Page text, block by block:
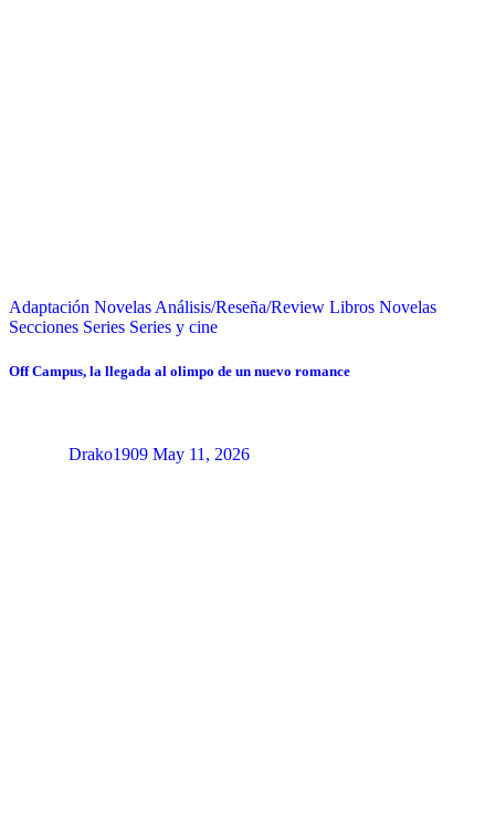
Adaptación Novelas Análisis/Reseña/Review Libros Novelas
Secciones Series Series y cine
Off Campus, la llegada al olimpo de un nuevo romance
Drako1909 May 11, 2026